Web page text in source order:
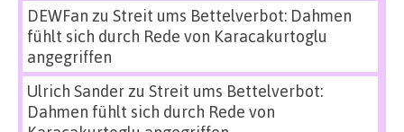
DEWFan zu Streit ums Bettelverbot: Dahmen
fühlt sich durch Rede von Karacakurtoglu
angegriffen
Ulrich Sanderzu Streit ums Bettelverbot:
Dahmen fühlt sich durch Rede von